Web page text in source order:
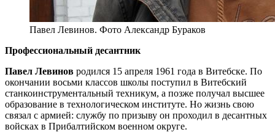
Павел Левинов. Фото Александр Бураков
Профессиональный десантник
Павел Левинов родился 15 апреля 1961 года в Витебске. По
окончании восьми классов школы поступил в Витебский
станкоинструментальный техникум, а позже получал высшее
образование в технологическом институте. Но жизнь свою
связал с армией: службу по призыву он проходил в десантных
войсках в Прибалтийском военном округе.